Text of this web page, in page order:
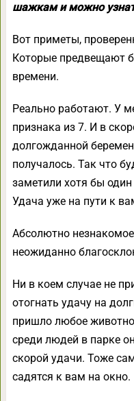
шажкам и можно
Вот приметы,
Которые предвещают
времени.
Реально работают. У
признака из 7. И в
долгожданной
получалось. Так что
заметили хотя бы
Удача уже на пути к
Абсолютно
неожиданно
Ни в коем случае не
отогнать удачу на
пришло любое
среди людей в парке
скорой удачи. Тоже
садятся к вам на окно.